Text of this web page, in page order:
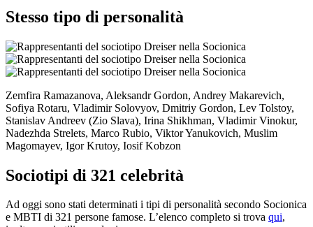
Stesso tipo di personalità
Zemfira Ramazanova, Aleksandr Gordon, Andrey Makarevich,
Sofiya Rotaru, Vladimir Solovyov, Dmitriy Gordon, Lev Tolstoy,
Stanislav Andreev (Zio Slava), Irina Shikhman, Vladimir Vinokur,
Nadezhda Strelets, Marco Rubio, Viktor Yanukovich, Muslim
Magomayev, Igor Krutoy, Iosif Kobzon
Sociotipi di 321 celebrità
Ad oggi sono stati determinati i tipi di personalità secondo Socionica
e MBTI di 321 persone famose. L’elenco completo si trova qui,